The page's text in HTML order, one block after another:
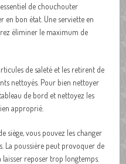
de chouchouter
en bon état. Une serviette en
éliminer le maximum de
de saleté et les retirent de
nettoyés. Pour bien nettoyer
de bord et nettoyez les
approprié.
siège, vous pouvez les changer
La poussière peut provoquer de
laisser reposer trop longtemps.